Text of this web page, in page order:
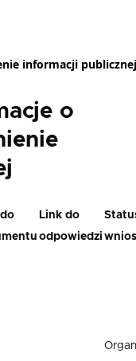
informacji publicznej
o
Link do
odpowiedzi
Organ